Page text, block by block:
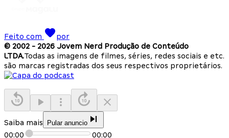
Feito com
por
© 2002 - 2026 Jovem Nerd Produção de Conteúdo
LTDA.Todas as imagens de filmes, séries, redes sociais e etc.
são marcas registradas dos seus respectivos proprietários.
Saiba mais Pular anuncio
00:00 00:00